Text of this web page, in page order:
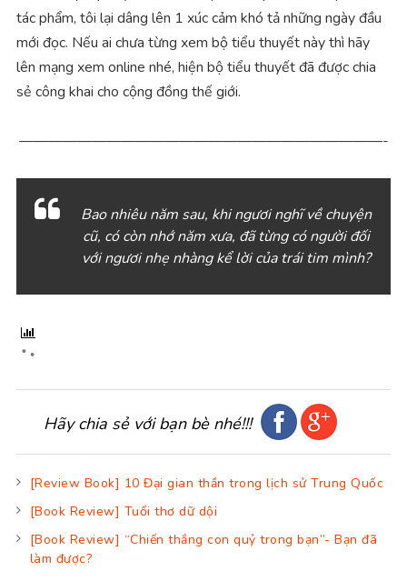
tác phẩm, tôi lại dâng lên 1 xúc cảm khó tả những ngày đầu
mới đọc. Nếu ai chưa từng xem bộ tiểu thuyết này thì hãy
lên mạng xem online nhé, hiện bộ tiểu thuyết đã được chia
sẻ công khai cho cộng đồng thế giới.
—————————————————————————-
Bao nhiêu năm sau, khi ngươi nghĩ về chuyện
cũ, có còn nhớ năm xưa, đã từng có người đối
với ngươi nhẹ nhàng kể lời của trái tim mình?
Hãy chia sẻ với bạn bè nhé!!!
[Review Book] 10 Đại gian thần trong lịch sử Trung Quốc
[Book Review] Tuổi thơ dữ dội
[Book Review] “Chiến thắng con quỷ trong bạn”- Bạn đã
làm được?